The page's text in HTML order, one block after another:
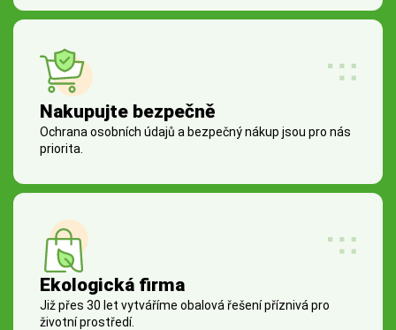
Nakupujte bezpečně
Ochrana osobních údajů a bezpečný nákup jsou pro nás
priorita.
Ekologická firma
Již přes 30 let vytváříme obalová řešení příznivá pro
životní prostředí.